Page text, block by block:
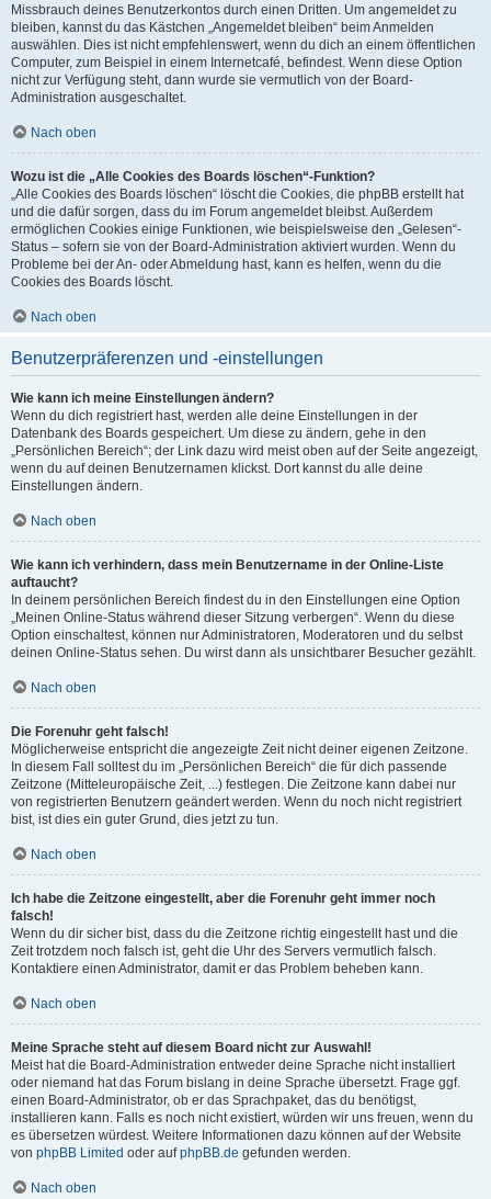
Missbrauch deines Benutzerkontos durch einen Dritten. Um angemeldet zu
bleiben, kannst du das Kästchen „Angemeldet bleiben“ beim Anmelden
auswählen. Dies ist nicht empfehlenswert, wenn du dich an einem öffentlichen
Computer, zum Beispiel in einem Internetcafé, befindest. Wenn diese Option
nicht zur Verfügung steht, dann wurde sie vermutlich von der Board-
Administration ausgeschaltet.
Nach oben
Wozu ist die „Alle Cookies des Boards löschen“-Funktion?
„Alle Cookies des Boards löschen“ löscht die Cookies, die phpBB erstellt hat
und die dafür sorgen, dass du im Forum angemeldet bleibst. Außerdem
ermöglichen Cookies einige Funktionen, wie beispielsweise den „Gelesen“-
Status – sofern sie von der Board-Administration aktiviert wurden. Wenn du
Probleme bei der An- oder Abmeldung hast, kann es helfen, wenn du die
Cookies des Boards löscht.
Nach oben
Benutzerpräferenzen und -einstellungen
Wie kann ich meine Einstellungen ändern?
Wenn du dich registriert hast, werden alle deine Einstellungen in der
Datenbank des Boards gespeichert. Um diese zu ändern, gehe in den
„Persönlichen Bereich“; der Link dazu wird meist oben auf der Seite angezeigt,
wenn du auf deinen Benutzernamen klickst. Dort kannst du alle deine
Einstellungen ändern.
Nach oben
Wie kann ich verhindern, dass mein Benutzername in der Online-Liste
auftaucht?
In deinem persönlichen Bereich findest du in den Einstellungen eine Option
„Meinen Online-Status während dieser Sitzung verbergen“. Wenn du diese
Option einschaltest, können nur Administratoren, Moderatoren und du selbst
deinen Online-Status sehen. Du wirst dann als unsichtbarer Besucher gezählt.
Nach oben
Die Forenuhr geht falsch!
Möglicherweise entspricht die angezeigte Zeit nicht deiner eigenen Zeitzone.
In diesem Fall solltest du im „Persönlichen Bereich“ die für dich passende
Zeitzone (Mitteleuropäische Zeit, ...) festlegen. Die Zeitzone kann dabei nur
von registrierten Benutzern geändert werden. Wenn du noch nicht registriert
bist, ist dies ein guter Grund, dies jetzt zu tun.
Nach oben
Ich habe die Zeitzone eingestellt, aber die Forenuhr geht immer noch
falsch!
Wenn du dir sicher bist, dass du die Zeitzone richtig eingestellt hast und die
Zeit trotzdem noch falsch ist, geht die Uhr des Servers vermutlich falsch.
Kontaktiere einen Administrator, damit er das Problem beheben kann.
Nach oben
Meine Sprache steht auf diesem Board nicht zur Auswahl!
Meist hat die Board-Administration entweder deine Sprache nicht installiert
oder niemand hat das Forum bislang in deine Sprache übersetzt. Frage ggf.
einen Board-Administrator, ob er das Sprachpaket, das du benötigst,
installieren kann. Falls es noch nicht existiert, würden wir uns freuen, wenn du
es übersetzen würdest. Weitere Informationen dazu können auf der Website
von phpBB Limited oder aufphpBB.de gefunden werden.
Nach oben